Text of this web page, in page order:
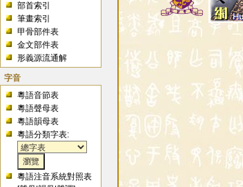
部首索引
筆畫索引
甲骨部件表
金文部件表
形義源流通解
字音
粵語音節表
粵語聲母表
粵語韻母表
粵語分類字表:
粵語注音系統對照表